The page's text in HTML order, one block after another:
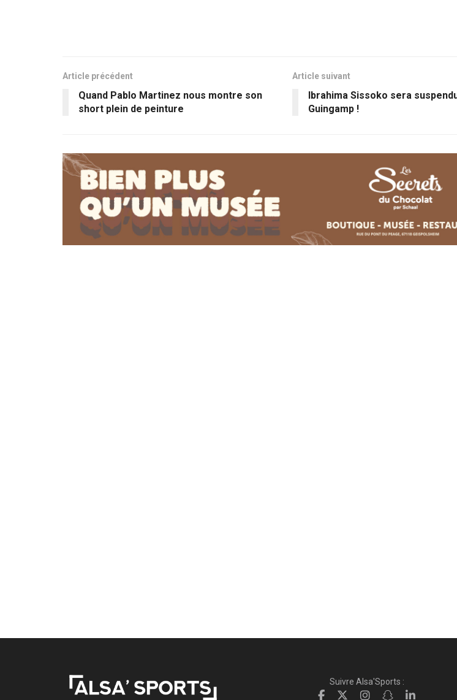
Article précédent
Quand Pablo Martinez nous montre son
short plein de peinture
Article suivant
Ibrahima Sissoko sera
Guingamp !
Suivre Alsa'Sports :